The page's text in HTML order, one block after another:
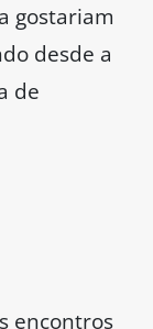
gostariam
desde a
de
encontros